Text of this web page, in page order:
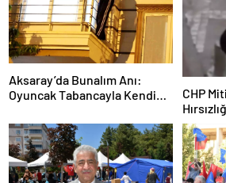
Aksaray’da Bunalım Anı:
Oyuncak Tabancayla Kendine
CHP